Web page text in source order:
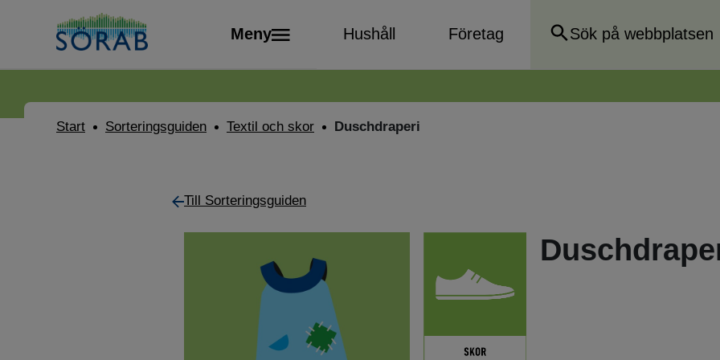
Meny Hushåll Företag
Start Sorteringsguiden Textil och skor Duschdraperi
Till Sorteringsguiden